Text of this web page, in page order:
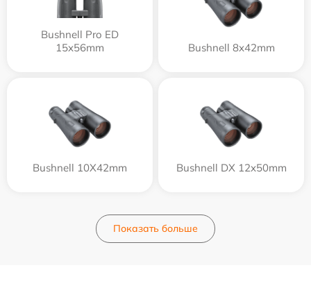
Bushnell Pro ED
15x56mm
Bushnell 8x42mm
Bushnell 10X42mm Bushnell DX 12x50mm
Показать больше